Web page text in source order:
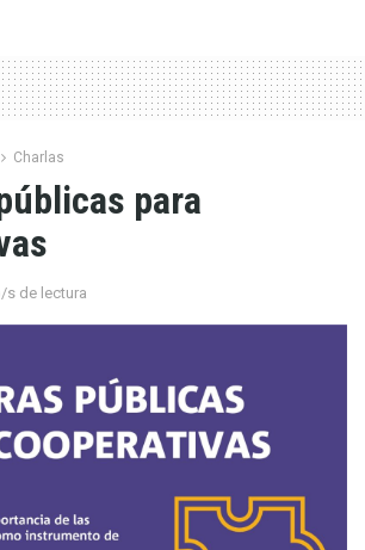
Charlas
para
s de lectura